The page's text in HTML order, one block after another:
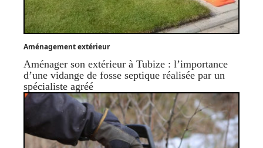
Aménagement extérieur
Aménager son extérieur à Tubize : l’importance
d’une vidange de fosse septique réalisée par un
spécialiste agréé